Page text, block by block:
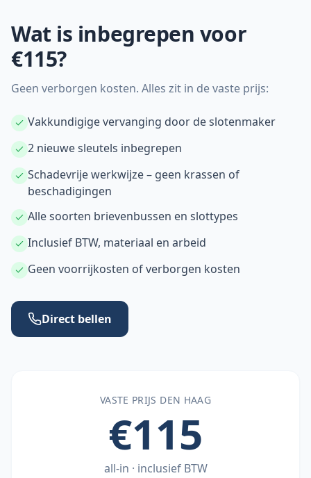
Wat is inbegrepen voor
€115?
Geen verborgen kosten. Alles zit in de vaste prijs:
Vakkundigige vervanging door de slotenmaker
2 nieuwe sleutels inbegrepen
Schadevrije werkwijze – geen krassen of
beschadigingen
Alle soorten brievenbussen en slottypes
Inclusief BTW, materiaal en arbeid
Geen voorrijkosten of verborgen kosten
Direct bellen
VASTE PRIJS DEN HAAG
€115
all-in · inclusief BTW